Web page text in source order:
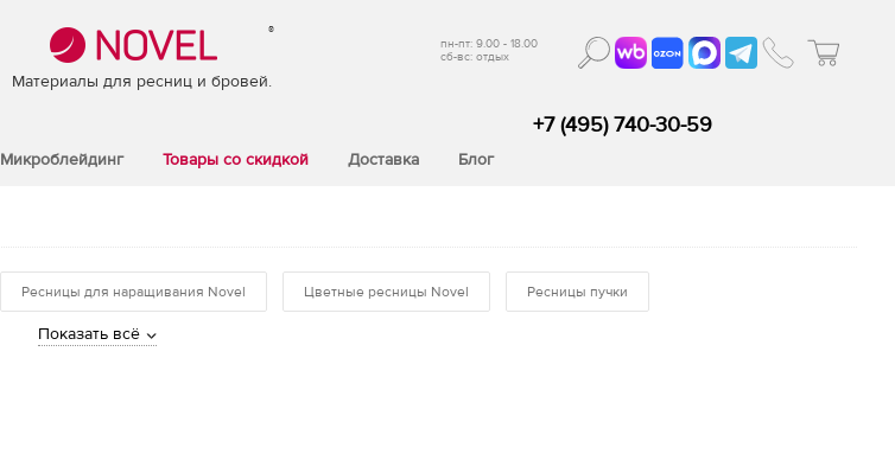
®
Материалы для ресниц и бровей.
пн-пт: 9.00 - 18.00
сб-вс: отдых
Микроблейдинг Товары со скидкой Доставка Блог
+7 (495) 740-30-59
Ресницы для наращивания Novel Цветные ресницы Novel Ресницы пучки
Показать всё